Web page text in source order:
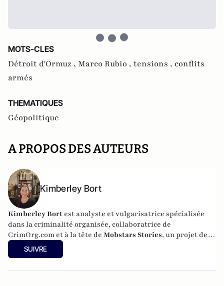
MOTS-CLES
Détroit d'Ormuz , Marco Rubio , tensions , conflits
armés
THEMATIQUES
Géopolitique
A PROPOS DES AUTEURS
Kimberley Bort
Kimberley Bort est analyste et vulgarisatrice spécialisée
dans la criminalité organisée, collaboratrice de
CrimOrg.com et à la tête de Mobstars Stories, un projet de
contenus sur les réseaux sociaux qui explore les
dynamiques du crime organisé et ses représentations.
SUIVRE